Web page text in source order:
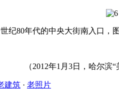
世纪80年代的中央大街南入口，
（2012年1月3日，哈尔滨
建筑 · 老照片